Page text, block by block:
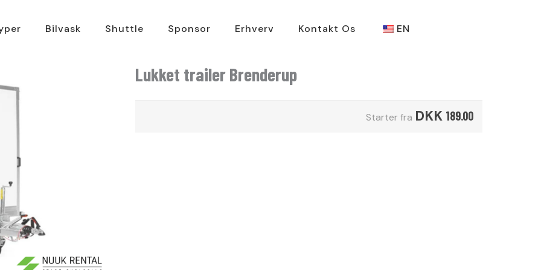
Bilvask Shuttle Sponsor Erhverv Kontakt Os EN
Lukket trailer Brenderup
Starter fra DKK 189.00